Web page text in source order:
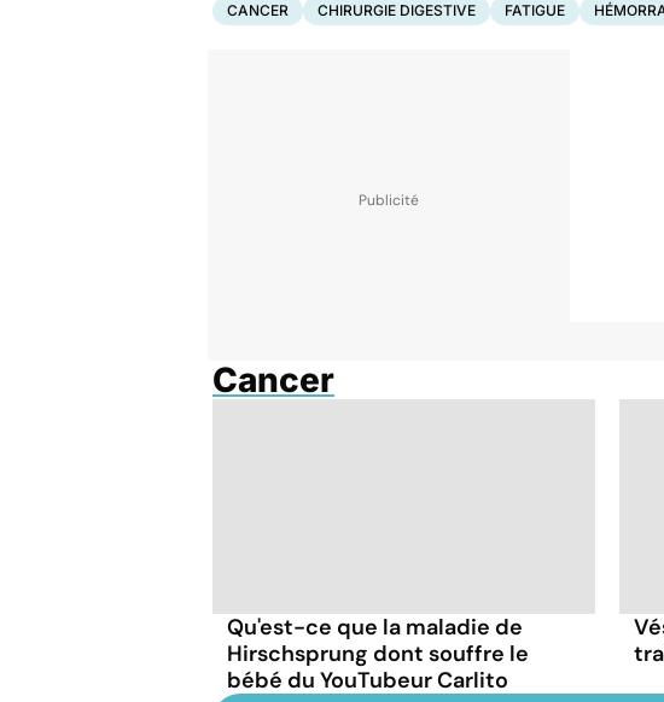
CANCER CHIRURGIE DIGESTIVE FATIGUE
Cancer
Qu'est-ce que la maladie de
Hirschsprung dont souffre le
bébé du YouTubeur Carlito